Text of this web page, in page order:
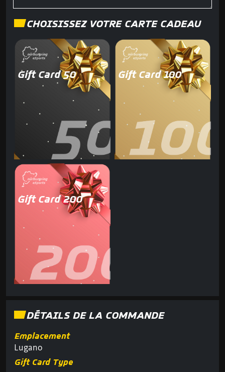
CHOISISSEZ VOTRE CARTE CADEAU
Gift Card 50 Gift Card 100
Gift Card 200
DÉTAILS DE LA COMMANDE
Emplacement
Lugano
Gift Card Type